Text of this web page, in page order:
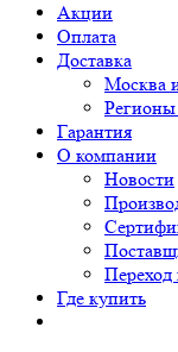
Акции
Оплата
Доставка
Москва
Гарантия
О компании
Новости
Переход
Где купить